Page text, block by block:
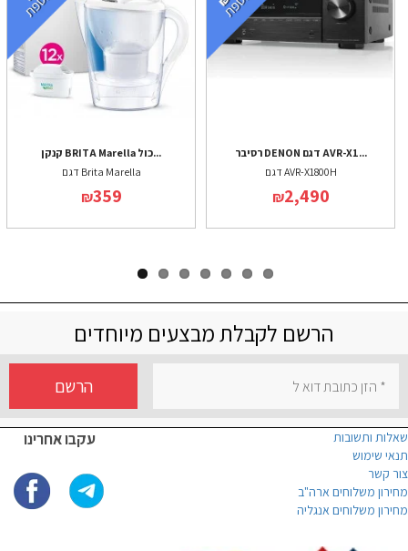
קנקן BRITA Marella כול...
דגם Brita Marella
₪359
רסיבר DENON דגם AVR-X1...
דגם AVR-X1800H
₪2,490
הרשם לקבלת מבצעים מיוחדים
הרשם
עקבו אחרינו
שאלות ותשובות
תנאי שימוש
צור קשר
מחירון משלוחים ארה"ב
מחירון משלוחים אנגליה